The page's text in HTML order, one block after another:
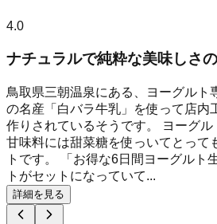
4.0
ナチュラルで純粋な美味しさ
鳥取県三朝温泉にある、ヨーグルト
の名産「白バラ牛乳」を使って店内
作りされているそうです。 ヨーグル
甘味料には甜菜糖を使っいてとって
トです。 「お得な6日間ヨーグルト
トがセットになっていて...
詳細を見る